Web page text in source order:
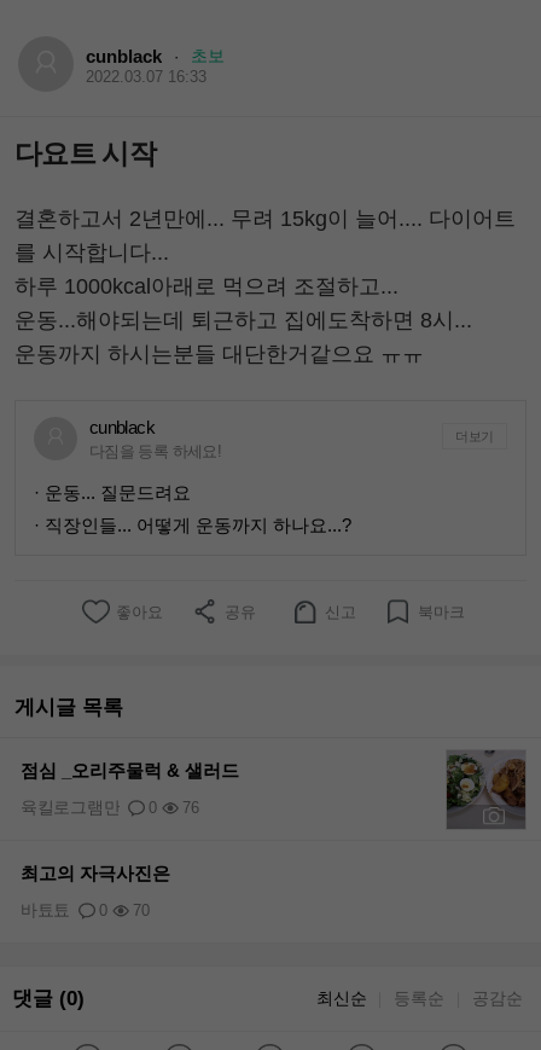
cunblack · 초보
2022.03.07 16:33
다요트 시작
결혼하고서 2년만에... 무려 15kg이 늘어.... 다이어트
를 시작합니다...
하루 1000kcal아래로 먹으려 조절하고...
운동...해야되는데 퇴근하고 집에도착하면 8시...
운동까지 하시는분들 대단한거같으요 ㅠㅠ
cunblack
다짐을 등록 하세요!
더보기
· 운동... 질문드려요
· 직장인들... 어떻게 운동까지 하나요...?
좋아요 공유 신고 북마크
게시글 목록
점심 _오리주물럭 & 샐러드
0 76
육킬로그램만
최고의 자극사진은
0 70
바툐툐
댓글 (0) 최신순 등록순 공감순